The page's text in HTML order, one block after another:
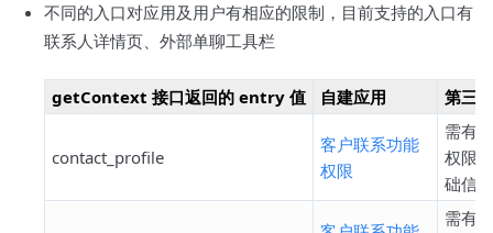
不同的入口对应用及用户有相应的限制，目前支持的入口有
联系人详情页、外部单聊工具栏
getContext 接口返回的 entry 值 自建应用 第三
contact_profile
客户联系功能
权限
需有“
权限-
础信
需有“